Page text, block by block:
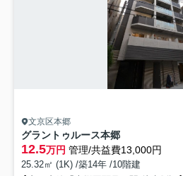
文京区本郷
グラントゥルース本郷
12.5万円 管理/共益費13,000円
25.32㎡ (1K) /築14年 /10階建